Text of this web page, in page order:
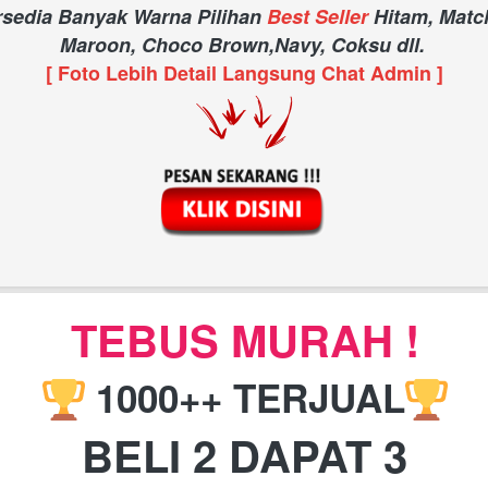
Banyak Warna Pilihan Best Seller Hitam,
Maroon, Choco Brown,Navy, Coksu dll.
[ Foto Lebih Detail Langsung Chat Admin ]
TEBUS MURAH !
1000++ TERJUAL
BELI 2 DAPAT 3